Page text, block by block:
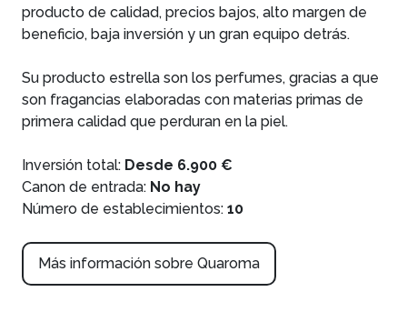
producto de calidad, precios bajos, alto margen de
beneficio, baja inversión y un gran equipo detrás.
Su producto estrella son los perfumes, gracias a que
son fragancias elaboradas con materias primas de
primera calidad que perduran en la piel.
Inversión total: Desde 6.900 €
Canon de entrada: No hay
Número de establecimientos: 10
Más información sobre Quaroma